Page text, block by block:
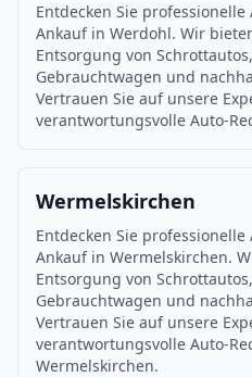
Entdecken Sie
Ankauf in Werdohl. Wir
Entsorgung von
Gebrauchtwagen und
Vertrauen Sie auf unsere
verantwortungsvolle Auto-
Wermelskirchen
Entdecken Sie
Ankauf in Wermelskirchen.
Entsorgung von
Gebrauchtwagen und
Vertrauen Sie auf unsere
verantwortungsvolle Auto-
Wermelskirchen.